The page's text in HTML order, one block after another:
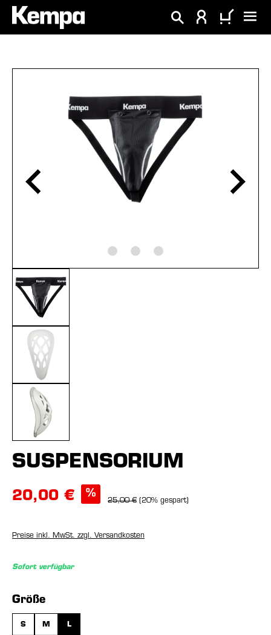
springen
SUSPENSORIUM
20,00 € %
25,00 € (20% gespart)
Preise inkl. MwSt. zzgl. Versandkosten
Sofort verfügbar
Größeauswählen
S M L